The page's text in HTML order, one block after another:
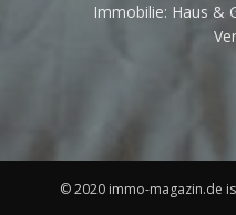
Immobilie: Haus &
© 2020 immo-magazin.de